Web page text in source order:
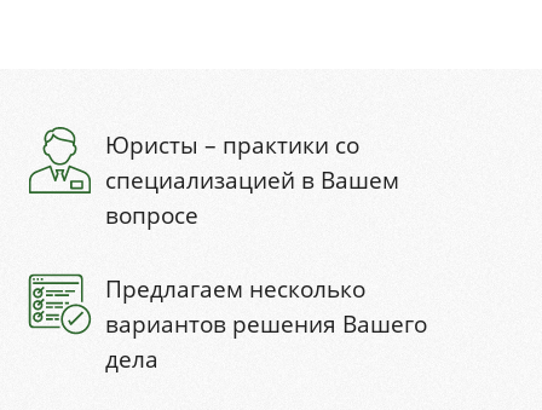
Юристы – практики со
специализацией в Вашем
вопросе
Предлагаем несколько
вариантов решения Вашего
дела